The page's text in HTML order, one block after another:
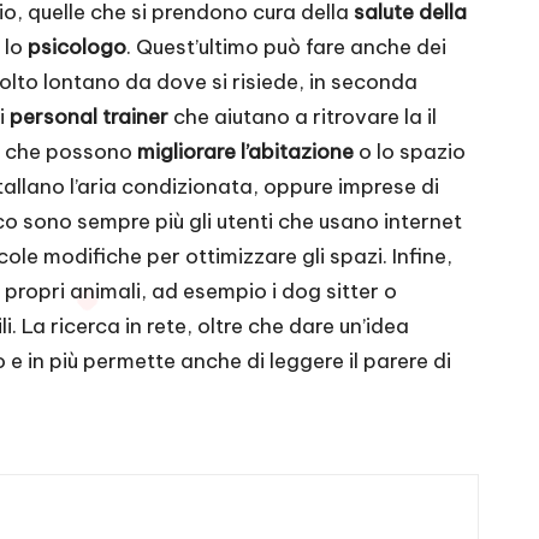
quelle che si prendono cura della salute della
psicologo. Quest’ultimo può fare anche dei
lontano da dove si risiede, in seconda
personal trainer che aiutano a ritrovare la il
possono migliorare l’abitazione o lo spazio
l’aria condizionata, oppure imprese di
sono sempre più gli utenti che usano internet
modifiche per ottimizzare gli spazi. Infine,
propri animali, ad esempio i dog sitter o
ricerca in rete, oltre che dare un’idea
in più permette anche di leggere il parere di